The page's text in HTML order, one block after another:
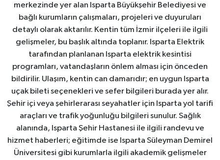
merkezinde yer alan Isparta Büyükşehir Belediyesi ve
bağlı kurumların çalışmaları, projeleri ve duyuruları
detaylı olarak aktarılır. Kentin tüm İzmir ilçeleri ile ilgili
gelişmeler, bu başlık altında toplanır. Isparta Elektrik
tarafından planlanan Isparta elektrik kesintisi
programları, vatandaşların önlem alması için önceden
bildirilir. Ulaşım, kentin can damarıdır; en uygun Isparta
uçak bileti seçenekleri ve sefer bilgileri burada yer alır.
Şehir içi veya şehirlerarası seyahatler için Isparta yol tarifi
araçları ve trafik yoğunluğu bilgileri sunulur. Sağlık
alanında, Isparta Şehir Hastanesi ile ilgili randevu ve
hizmet haberleri; eğitimde ise Isparta Süleyman Demirel
Üniversitesi gibi kurumlarla ilgili akademik gelişmeler